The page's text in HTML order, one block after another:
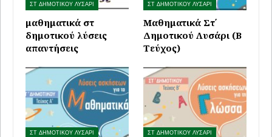
ΣΤ ΔΗΜΟΤΙΚΟΥ ΛΥΣΑΡΙ
μαθηματικά στ
δημοτικού λύσεις
απαντήσεις
ΣΤ ΔΗΜΟΤΙΚΟΥ ΛΥΣΑΡΙ
Μαθηματικά Στ΄
Δημοτικού Λυσάρι (Β
Τεύχος)
ΣΤ ΔΗΜΟΤΙΚΟΥ ΛΥΣΑΡΙ ΣΤ ΔΗΜΟΤΙΚΟΥ ΛΥΣΑΡΙ